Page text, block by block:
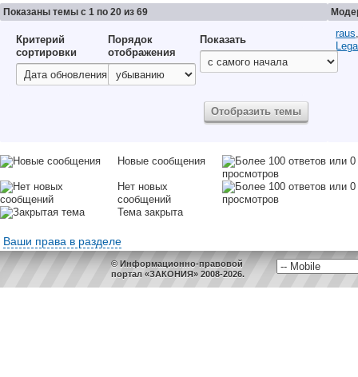
Показаны темы с 1 по 20 из 69
Критерий
сортировки
Порядок
отображения
Показать
raus
Новые сообщения
Нет новых
сообщений
Тема закрыта
Ваши права в разделе
© Информационно-правовой
портал «ЗАКОНИЯ» 2008-2026.